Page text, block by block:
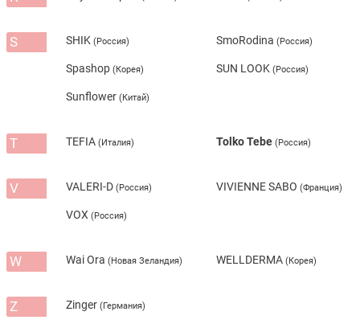
S SHIK(Россия) SmoRodina (Россия)
Spashop(Корея) SUN LOOK (Россия)
Sunflower(Китай)
T TEFIA(Италия) Tolko Tebe (Россия)
V VALERI-D(Россия) VIVIENNE SABO (Франция)
VOX(Россия)
W Wai Ora(Новая Зеландия) WELLDERMA (Корея)
Z Zinger(Германия)